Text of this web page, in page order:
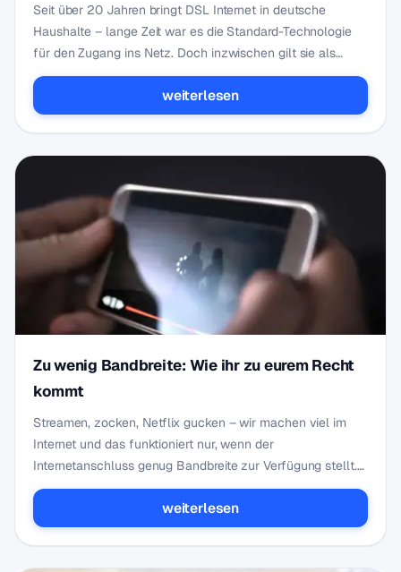
Seit über 20 Jahren bringt DSL Internet in deutsche
Haushalte – lange Zeit war es die Standard-Technologie
für den Zugang ins Netz. Doch inzwischen gilt sie als…
weiterlesen
Zu wenig Bandbreite: Wie ihr zu eurem Recht
kommt
Streamen, zocken, Netflix gucken – wir machen viel im
Internet und das funktioniert nur, wenn der
Internetanschluss genug Bandbreite zur Verfügung stellt.
Wie v…
weiterlesen